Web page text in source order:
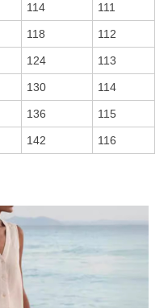
114 111
118 112
124 113
130 114
136 115
142 116